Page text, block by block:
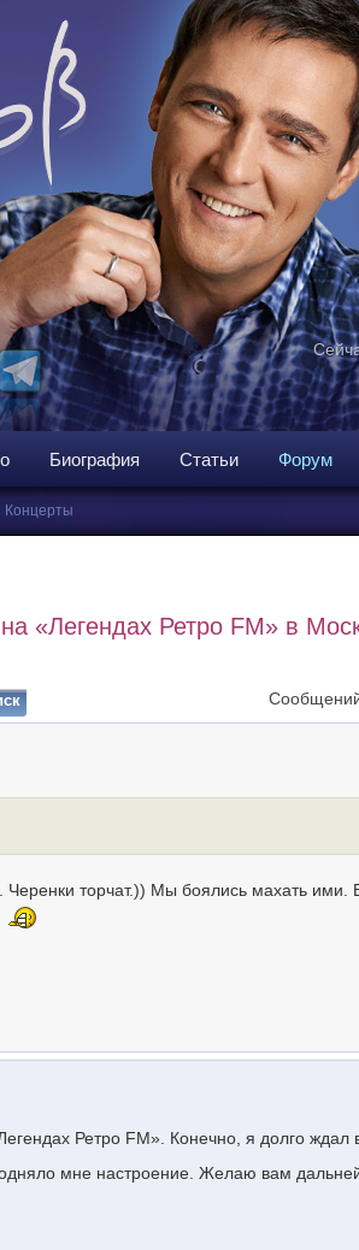
Биография Статьи Форум
Концерты
«Легендах Ретро FM» в
Черенки торчат.)) Мы боялись махать ими.
Ретро FM». Конечно, я долго ждал
мне настроение. Желаю вам